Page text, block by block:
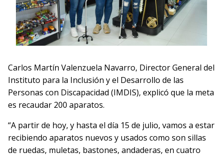
Carlos Martín Valenzuela Navarro, Director General del
Instituto para la Inclusión y el Desarrollo de las
Personas con Discapacidad (IMDIS), explicó que la meta
es recaudar 200 aparatos.
“A partir de hoy, y hasta el día 15 de julio, vamos a estar
recibiendo aparatos nuevos y usados como son sillas
de ruedas, muletas, bastones, andaderas, en cuatro